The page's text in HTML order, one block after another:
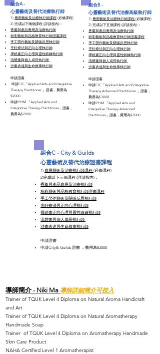
導師簡介 - Niki Ma 導師詳細簡介可按入
Trainer of TQUK Level 4 Diploma on Natural Aroma Handicraft
and Art
Trainer of TQUK Level 4 Diploma on Natural Aromatherapy
Handmade Soap
Trainer of TQUK Level 4 Diploma on Aromatherapy Handmade
Skin Care Product
NAHA Certified Level 1 Aromatherapist
組合A -
心靈藝術及替代治療執行師
1) 應用藝術及治療執行師課程 (必修課程)​
​2) 完成以下兩個課程 (詳請按內)：
香薰與產品應用及治療執行師
粉彩藝術與品格教育執行師證書課程
手工勞作藝術及關係反思執行師
烹飪療法與正向心理執行師
禪繞畫正向心理與靈性鍛鍊執行師
流體畫與個人成長執行師 ​
沙畫表達與生命敘事執行師
申請證書​​
申請CIC「Applied Arts and Integrative
Therapy Practitioner 」證書，費用為
$2000
申請IPHM 「Applied Arts and
Integrative Therapy Practitioner」證書，
費用為$2000
組合B -
心靈藝術及替代治療高級執行師​
1) 應用藝術及治療執行師課程 (必修課程)​
​2) 完成以下五個課程 (詳請按內)：​
香薰與產品應用及治療執行師
粉彩藝術與品格教育執行師證書課程
手工勞作藝術及關係反思執行師
烹飪療法與正向心理執行師
禪繞畫正向心理與靈性鍛鍊執行師
流體畫與個人成長執行師 ​
沙畫表達與生命敘事執行師
申請證書​​
​申請CIC「Applied Arts and Integrative
Therapy Advanced Practitioner 」證書，
費用為$3000
申請IPHM 「Applied Arts and
Integrative Therapy Advanced
Practitioner」證書，費用為$3000
組合C - City & Guilds
心靈藝術及替代治療證書課程
1) 應用藝術及治療執行師課程 (必修課程)​
​2)完成以下三個課程 (詳請按內)：
香薰與產品應用及治療執行師
粉彩藝術與品格教育執行師證書課程
手工勞作藝術及關係反思執行師
烹飪療法與正向心理執行師
禪繞畫正向心理與靈性鍛鍊執行師
流體畫與個人成長執行師 ​
沙畫表達與生命敘事執行師
申請證書​​
​申請City& Guilds 證書​​ ，費用為$3000